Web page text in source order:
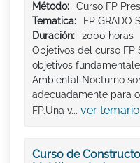
Método:
Curso FP
Tematica:
FP GRADO
Duración:
2000 horas
Objetivos del curso FP
objetivos
Ambiental Nocturno
adecuadamente para
FP.Una v... ver temario
Curso de